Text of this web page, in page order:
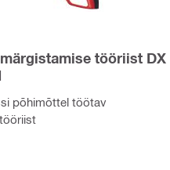
tööriist DX
põhimõttel töötav